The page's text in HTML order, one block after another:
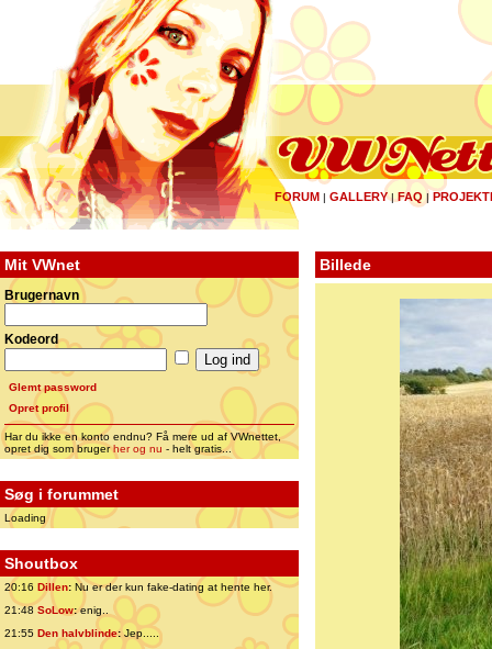
FORUM | GALLERY|FAQ |
Mit VWnet
Brugernavn
Kodeord
Glemt password
Opret profil
Har du ikke en konto endnu? Få mere ud af VWnettet,
opret dig som brugerher og nu - helt gratis...
Søg i forummet
Loading
Shoutbox
20:16 Dillen: Nu er der kun fake-dating at hente her.
21:48 SoLow:enig..
21:55 Den halvblinde:Jep.....
Billede